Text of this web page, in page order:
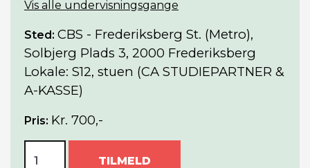
Vis alle undervisningsgange
Sted: CBS - Frederiksberg St. (Metro),
Solbjerg Plads 3, 2000 Frederiksberg
Lokale: S12, stuen (CA STUDIEPARTNER &
A-KASSE)
Pris: Kr. 700,-
TILMELD